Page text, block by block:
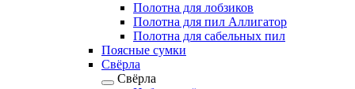
Полотна для лобзиков
Полотна для пил Аллигатор
Полотна для сабельных пил
Поясные сумки
Свёрла
Свёрла